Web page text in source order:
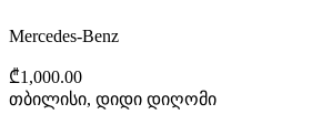
Mercedes-Benz
₾1,000.00
თბილისი, დიდი დიღომი